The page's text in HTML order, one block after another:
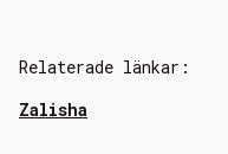
Relaterade länkar:
Zalisha